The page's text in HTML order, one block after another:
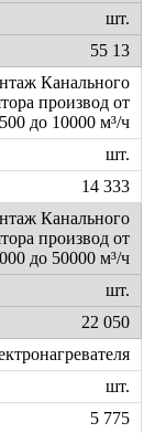
шт.
55 13
Канального
производ от
до 10000 м³/ч
шт.
14 333
Канального
производ от
до 50000 м³/ч
шт.
22 050
шт.
5 775